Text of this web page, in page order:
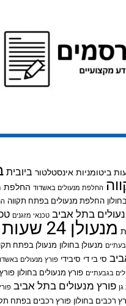
ביטומניות אינסטלטור ביובית
החלפת מנעולים באשדוד החלפת
החלפת מנעולים בפתח תקווה
בתל אביב טכנאי מזגנים
מנעולן 24 שעות
מנעולן בחולון מנעולן בפתח
סי בי די סיבידי פורץ מנעולים
בגבעתיים פורץ מנעולים בחולון
פורץ מנעולים בתל אביב
רכבים בחולון פורץ רכבים בפתח